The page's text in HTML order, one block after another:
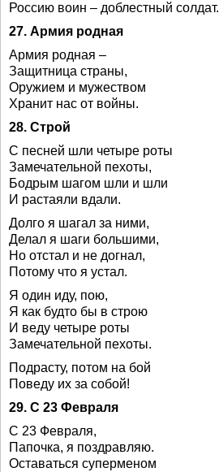
Россию воин – доблестный солдат.
27. Армия родная
Армия родная –
Защитница страны,
Оружием и мужеством
Хранит нас от войны.
28. Строй
С песней шли четыре роты
Замечательной пехоты,
Бодрым шагом шли и шли
И растаяли вдали.
Долго я шагал за ними,
Делал я шаги большими,
Но отстал и не догнал,
Потому что я устал.
Я один иду, пою,
Я как будто бы в строю
И веду четыре роты
Замечательной пехоты.
Подрасту, потом на бой
Поведу их за собой!
29. С 23 Февраля
С 23 Февраля,
Папочка, я поздравляю.
Оставаться суперменом